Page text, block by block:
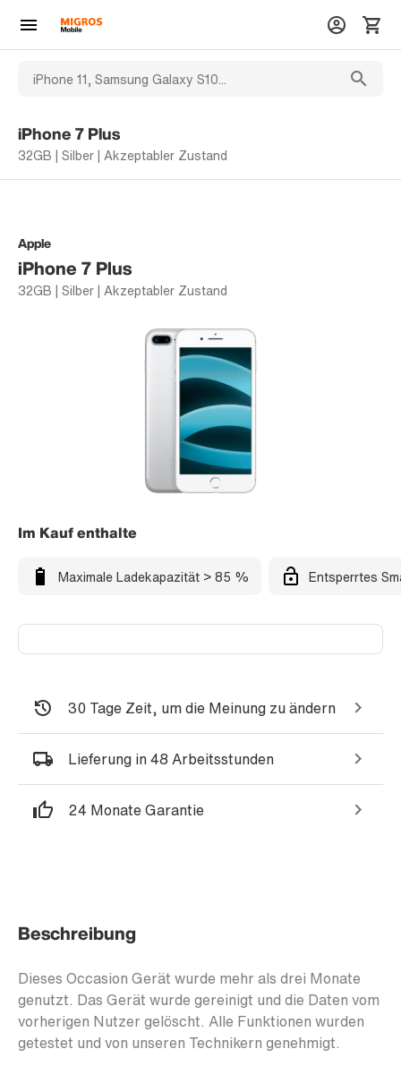
iPhone 7 Plus
32GB | Silber | Akzeptabler Zustand
Apple
iPhone 7 Plus
32GB | Silber | Akzeptabler Zustand
Im Kauf enthalte
Maximale Ladekapazität > 85 % Entsperrtes
30 Tage Zeit, um die Meinung zu ändern
Lieferung in 48 Arbeitsstunden
24 Monate Garantie
Beschreibung
Dieses Occasion Gerät wurde mehr als drei Monate
genutzt. Das Gerät wurde gereinigt und die Daten vom
vorherigen Nutzer gelöscht. Alle Funktionen wurden
getestet und von unseren Technikern genehmigt.